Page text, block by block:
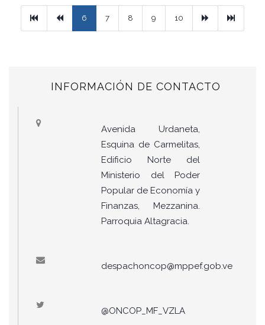
PrimeraPrevious
6 7 8 9 10 Ultimo
INFORMACIÓN DE CONTACTO
Avenida Urdaneta,
Esquina de Carmelitas,
Edificio Norte del
Ministerio del Poder
Popular de Economía y
Finanzas, Mezzanina.
Parroquia Altagracia.
despachoncop@mppef.gob.ve
@ONCOP_MF_VZLA